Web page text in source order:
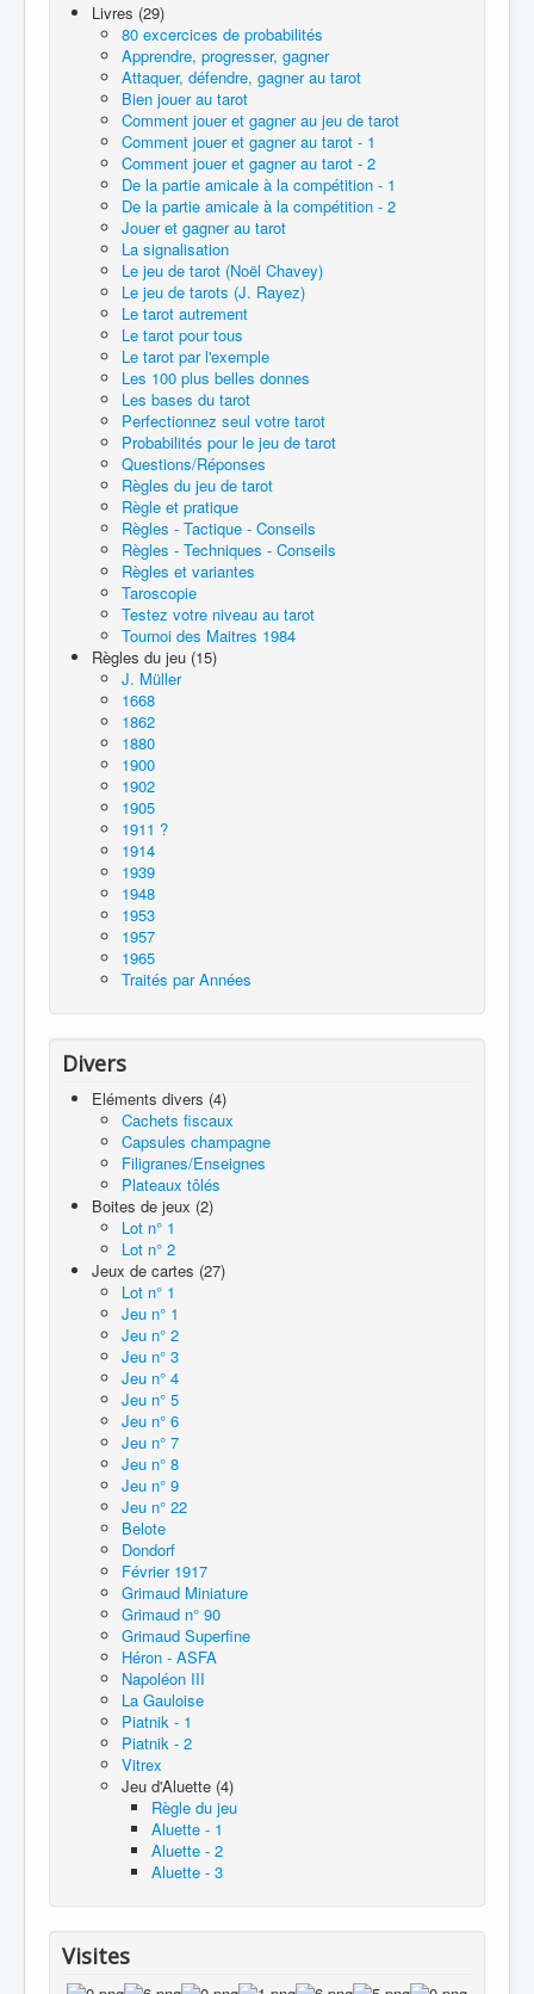
Livres (29)
80 excercices de probabilités
Apprendre, progresser, gagner
Attaquer, défendre, gagner au tarot
Bien jouer au tarot
Comment jouer et gagner au jeu de tarot
Comment jouer et gagner au tarot - 1
Comment jouer et gagner au tarot - 2
De la partie amicale à la compétition - 1
De la partie amicale à la compétition - 2
Jouer et gagner au tarot
La signalisation
Le jeu de tarot (Noël Chavey)
Le jeu de tarots (J. Rayez)
Le tarot autrement
Le tarot pour tous
Le tarot par l'exemple
Les 100 plus belles donnes
Les bases du tarot
Perfectionnez seul votre tarot
Probabilités pour le jeu de tarot
Questions/Réponses
Règles du jeu de tarot
Règle et pratique
Règles - Tactique - Conseils
Règles - Techniques - Conseils
Règles et variantes
Taroscopie
Testez votre niveau au tarot
Tournoi des Maitres 1984
Règles du jeu (15)
J. Müller
1668
1862
1880
1900
1902
1905
1911 ?
1914
1939
1948
1953
1957
1965
Traités par Années
Divers
Eléments divers (4)
Cachets fiscaux
Capsules champagne
Filigranes/Enseignes
Plateaux tôlés
Boites de jeux (2)
Lot n° 1
Lot n° 2
Jeux de cartes (27)
Lot n° 1
Jeu n° 1
Jeu n° 2
Jeu n° 3
Jeu n° 4
Jeu n° 5
Jeu n° 6
Jeu n° 7
Jeu n° 8
Jeu n° 9
Jeu n° 22
Belote
Dondorf
Février 1917
Grimaud Miniature
Grimaud n° 90
Grimaud Superfine
Héron - ASFA
Napoléon III
La Gauloise
Piatnik - 1
Piatnik - 2
Vitrex
Jeu d'Aluette (4)
Règle du jeu
Aluette - 1
Aluette - 2
Aluette - 3
Visites